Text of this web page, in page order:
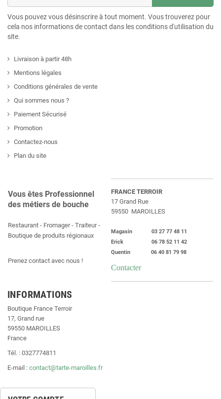
Vous pouvez vous désinscrire à tout moment. Vous trouverez pour
cela nos informations de contact dans les conditions d'utilisation du
site.
Livraison à partir 48h
Mentions légales
Conditions générales de vente
Qui sommes nous ?
Paiement Sécurisé
Promotion
Contactez-nous
Plan du site
Vous êtes Professionnel
des métiers de bouche
Restaurant - Fromager - Traiteur -
Boutique de produits régionaux
Prenez contact avec nous !
FRANCE TERROIR
17 Grand Rue
59550 MAROILLES
Magasin 03 27 77 48 11
Erick 06 78 52 11 42
Quentin 06 40 81 79 98
Contacter
INFORMATIONS
Boutique France Terroir
17, Grand rue
59550 MAROILLES
France
Tél. : 0327774811
E-mail : contact@tarte-maroilles.fr